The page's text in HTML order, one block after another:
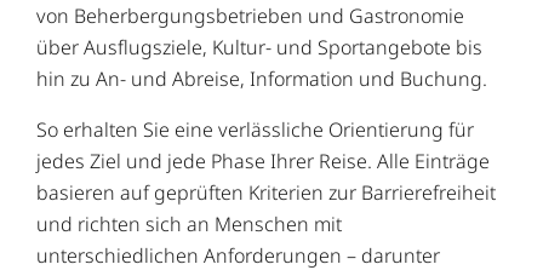
von Beherbergungsbetrieben und Gastronomie
über Ausflugsziele, Kultur- und Sportangebote bis
hin zu An- und Abreise, Information und Buchung.
So erhalten Sie eine verlässliche Orientierung für
jedes Ziel und jede Phase Ihrer Reise. Alle Einträge
basieren auf geprüften Kriterien zur Barrierefreiheit
und richten sich an Menschen mit
unterschiedlichen Anforderungen – darunter